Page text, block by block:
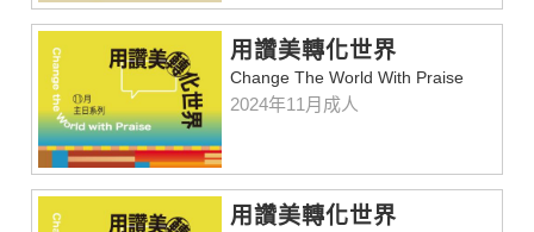
用讚美轉化世界
Change The World With Praise
2024年11月成人
用讚美轉化世界